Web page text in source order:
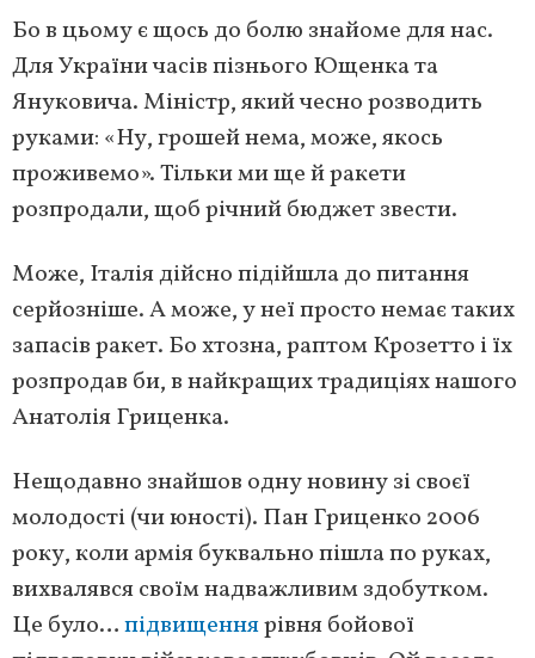
Бо в цьому є щось до болю знайоме для нас.
Для України часів пізнього Ющенка та
Януковича. Міністр, який чесно розводить
руками: «Ну, грошей нема, може, якось
проживемо». Тільки ми ще й ракети
розпродали, щоб річний бюджет звести.
Може, Італія дійсно підійшла до питання
серйозніше. А може, у неї просто немає таких
запасів ракет. Бо хтозна, раптом Крозетто і їх
розпродав би, в найкращих традиціях нашого
Анатолія Гриценка.
Нещодавно знайшов одну новину зі своєї
молодості (чи юності). Пан Гриценко 2006
року, коли армія буквально пішла по руках,
вихвалявся своїм надважливим здобутком.
Це було…підвищеннярівня бойової